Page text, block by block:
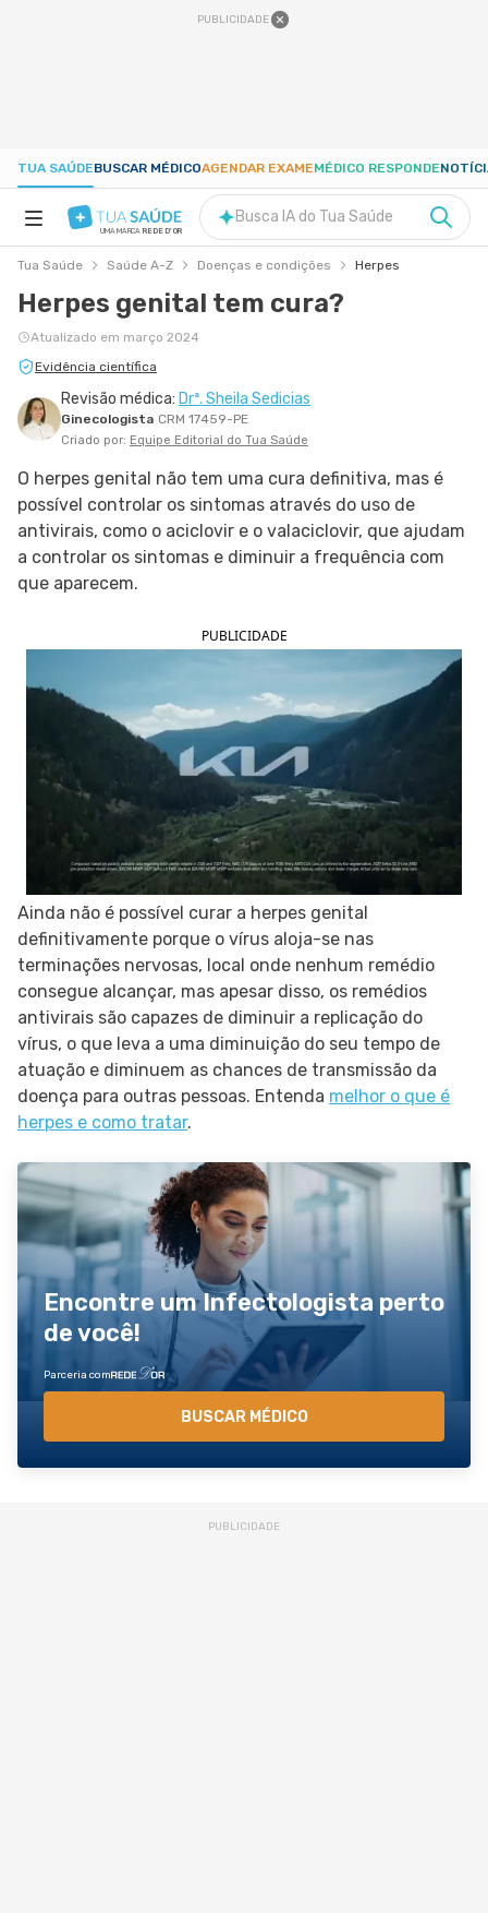
PUBLICIDADE
TUA SAÚDEBUSCAR MÉDICOAGENDAR EXAMEMÉDICO RESPONDE
NUTRIÇÃO
GRAVIDEZ
SIGA O TUA SAÚDE NAS REDES SOCIAIS
UMA MARCA REDE D'OR
Busca IA do Tua Saúde
Tua Saúde Saúde A-Z Doenças e condições Herpes
Herpes genital tem cura?
Atualizado em março 2024
Evidência científica
Revisão médica: Drª. Sheila Sedicias
Ginecologista CRM 17459-PE
Criado por: Equipe Editorial do Tua Saúde
O herpes genital não tem uma cura definitiva, mas é
possível controlar os sintomas através do uso de
antivirais, como o aciclovir e o valaciclovir, que ajudam
a controlar os sintomas e diminuir a frequência com
que aparecem.
PUBLICIDADE
Ainda não é possível curar a herpes genital
definitivamente porque o vírus aloja-se nas
terminações nervosas, local onde nenhum remédio
consegue alcançar, mas apesar disso, os remédios
antivirais são capazes de diminuir a replicação do
vírus, o que leva a uma diminuição do seu tempo de
atuação e diminuem as chances de transmissão da
doença para outras pessoas. Entenda melhor o que é
herpes e como tratar.
Encontre um Infectologista perto
de você!
Parceria com
BUSCAR MÉDICO